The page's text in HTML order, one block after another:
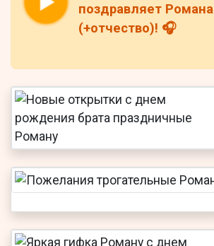
поздравляет Романа
(+отчество)! 🎧